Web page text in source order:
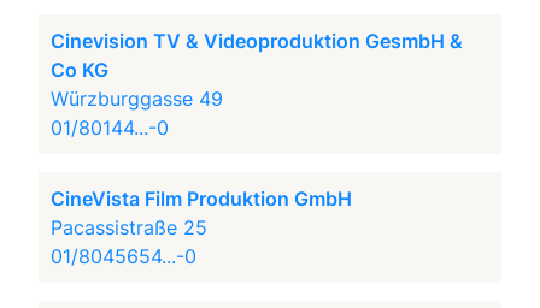
Cinevision TV & Videoproduktion GesmbH &
Co KG
Würzburggasse 49
01/80144...-0
CineVista Film Produktion GmbH
Pacassistraße 25
01/8045654...-0